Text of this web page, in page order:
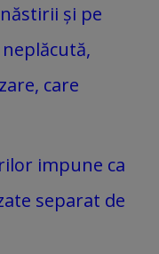
și pe
care
impune ca
separat de